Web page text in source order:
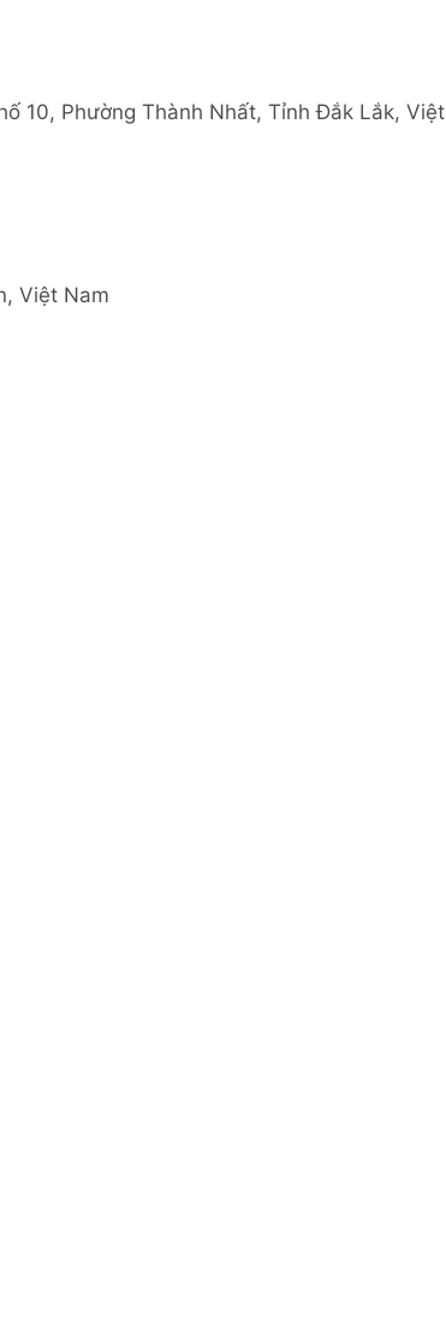
10, Phường Thành Nhất, Tỉnh Đắk Lắk, Việt
Việt Nam